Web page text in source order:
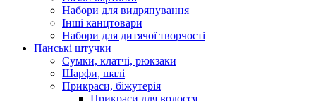
Набори для видряпування
Інші канцтовари
Набори для дитячої творчості
Панські штучки
Сумки, клатчі, рюкзаки
Шарфи, шалі
Прикраси, біжутерія
Прикраси для волосся